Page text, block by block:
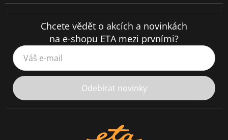
Chcete vědět o akcích a novinkách
na e-shopu ETA mezi prvními?
Váš e-mail
Odebírat novinky